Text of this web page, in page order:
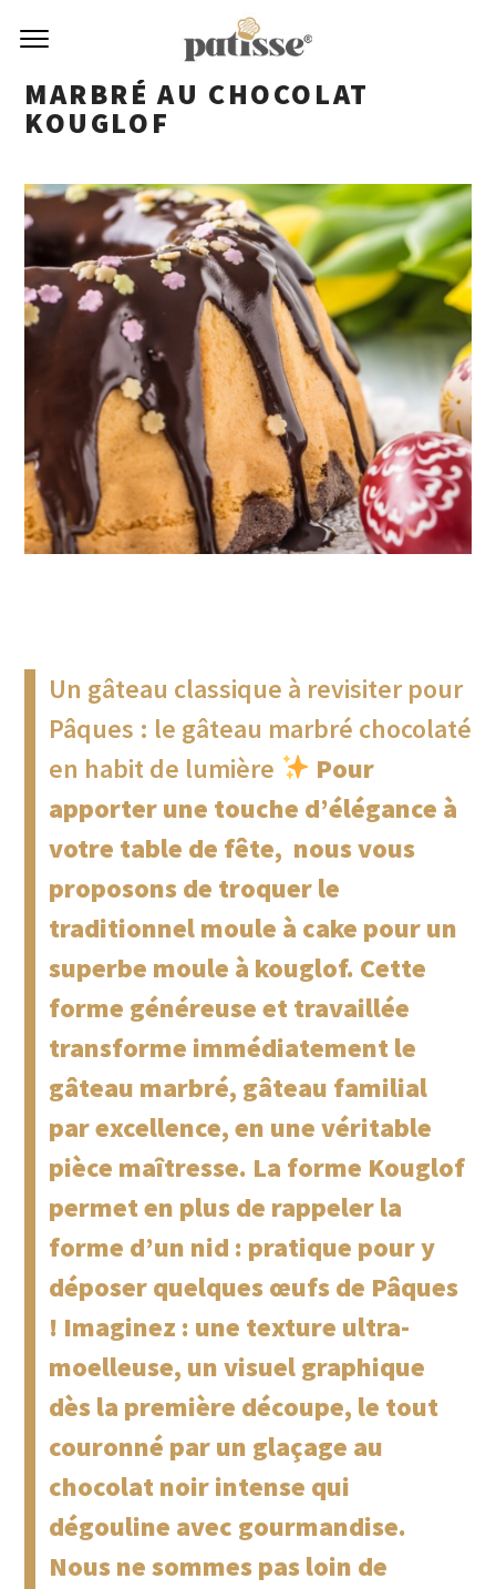
MARBRÉ AU CHOCOLAT
KOUGLOF
Un gâteau classique à revisiter pour
Pâques : le gâteau marbré chocolaté
en habit de lumière
Pour
apporter une touche d’élégance à
votre table de fête, nous vous
proposons de troquer le
traditionnel moule à cake pour un
superbe moule à kouglof. Cette
forme généreuse et travaillée
transforme immédiatement le
gâteau marbré, gâteau familial
par excellence, en une véritable
pièce maîtresse. La forme Kouglof
permet en plus de rappeler la
forme d’un nid : pratique pour y
déposer quelques œufs de Pâques
! Imaginez : une texture ultra-
moelleuse, un visuel graphique
dès la première découpe, le tout
couronné par un glaçage au
chocolat noir intense qui
dégouline avec gourmandise.
Nous ne sommes pas loin de